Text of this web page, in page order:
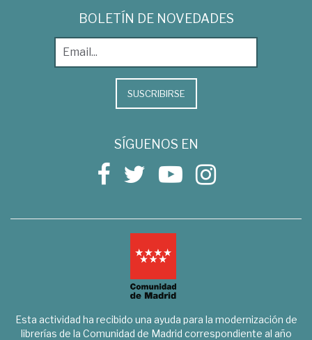
BOLETÍN DE NOVEDADES
SUSCRIBIRSE
SÍGUENOS EN
Esta actividad ha recibido una ayuda para la modernización de
librerías de la Comunidad de Madrid correspondiente al año